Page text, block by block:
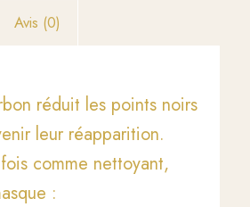
Avis (0)
réduit les points noirs
leur réapparition.
comme nettoyant,
: